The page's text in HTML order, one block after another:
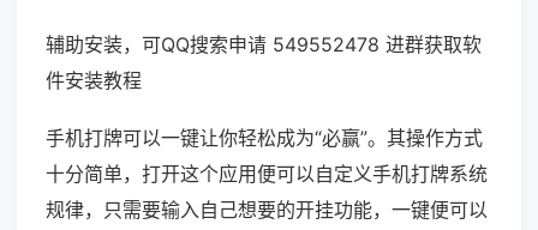
辅助安装，可QQ搜索申请 549552478 进群获取软
件安装教程
手机打牌可以一键让你轻松成为“必赢”。其操作方式
十分简单，打开这个应用便可以自定义手机打牌系统
规律，只需要输入自己想要的开挂功能，一键便可以